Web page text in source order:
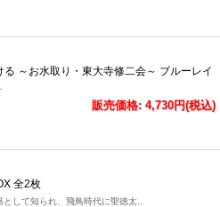
る ～お水取り・東大寺修二会～ ブルーレイ
販売価格: 4,730円(税込)
全2枚
して知られ、飛鳥時代に聖徳太..